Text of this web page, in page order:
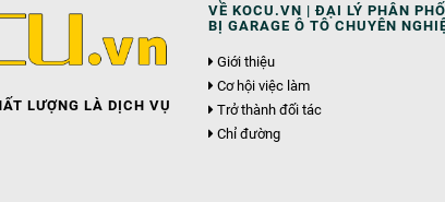
LƯỢNG LÀ DỊCH VỤ
VỀ KOCU.VN | ĐẠI LÝ PHÂN
BỊ GARAGE Ô TÔ CHUYÊN
Giới thiệu
Cơ hội việc làm
Trở thành đối tác
Chỉ đường